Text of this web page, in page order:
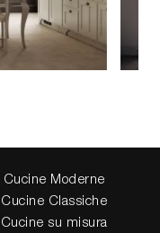
Cucine Moderne
Cucine Classiche
Cucine su misura